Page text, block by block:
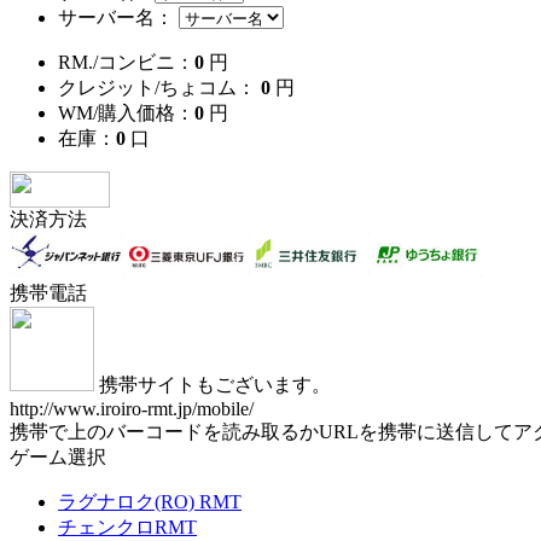
サーバー名：
RM./コンビニ： 0 円
クレジット/ちょコム：
0 円
WM/購入価格： 0 円
在庫： 0 口
決済方法
携帯電話
携帯サイトもございます。
http://www.iroiro-rmt.jp/mobile/
携帯で上のバーコードを読み取るかURLを携帯に送信してア
ゲーム選択
ラグナロク(RO) RMT
チェンクロRMT